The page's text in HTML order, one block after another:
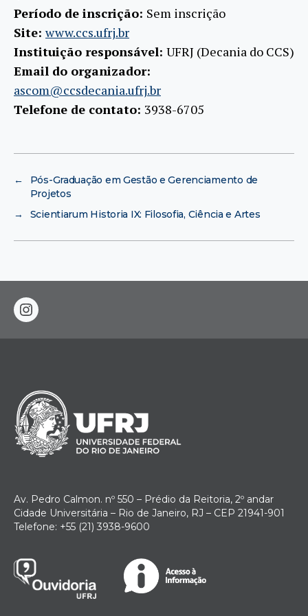
Período de inscrição: Sem inscrição
Site:www.ccs.ufrj.br
Instituição responsável: UFRJ (Decania do CCS)
Email do organizador:
ascom@ccsdecania.ufrj.br
Telefone de contato: 3938-6705
←
Pós-Graduação em Gestão e Gerenciamento de
Projetos
→
Scientiarum Historia IX: Filosofia, Ciência e Artes
instagram
Av. Pedro Calmon. nº 550 – Prédio da Reitoria, 2º andar
Cidade Universitária – Rio de Janeiro, RJ – CEP 21941-901
Telefone: +55 (21) 3938-9600